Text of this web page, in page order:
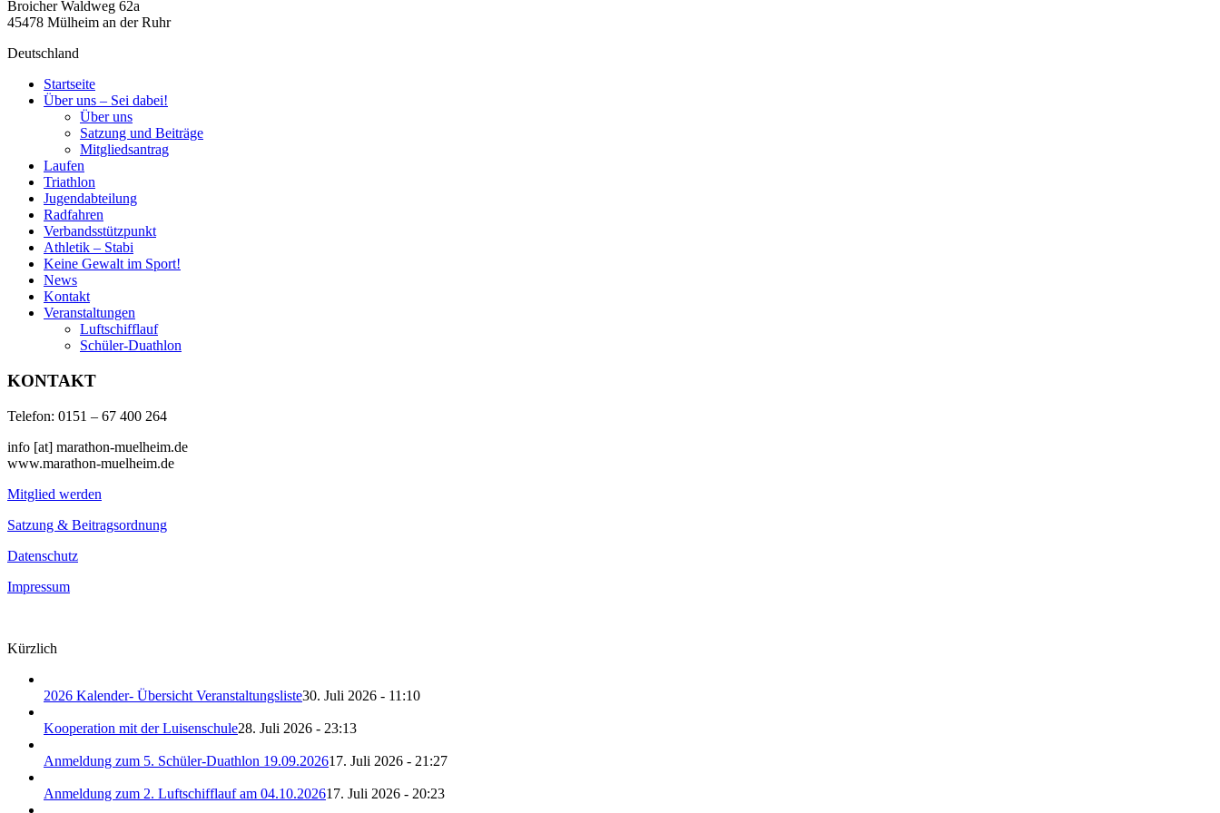
Broicher Waldweg 62a
45478 Mülheim an der Ruhr
Deutschland
Startseite
Über uns – Sei dabei!
Über uns
Satzung und Beiträge
Mitgliedsantrag
Laufen
Triathlon
Jugendabteilung
Radfahren
Verbandsstützpunkt
Athletik – Stabi
Keine Gewalt im Sport!
News
Kontakt
Veranstaltungen
Luftschifflauf
Schüler-Duathlon
KONTAKT
Telefon: 0151 – 67 400 264
info [at] marathon-muelheim.de
www.marathon-muelheim.de
Mitglied werden
Satzung & Beitragsordnung
Datenschutz
Impressum
Kürzlich
2026 Kalender- Übersicht Veranstaltungsliste30. Juli 2026 - 11:10
Kooperation mit der Luisenschule28. Juli 2026 - 23:13
Anmeldung zum 5. Schüler-Duathlon 19.09.202617. Juli 2026 - 21:27
Anmeldung zum 2. Luftschifflauf am 04.10.202617. Juli 2026 - 20:23